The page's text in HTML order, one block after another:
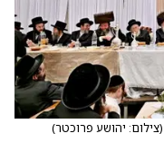
(צילום: יהושע פרוכטר)